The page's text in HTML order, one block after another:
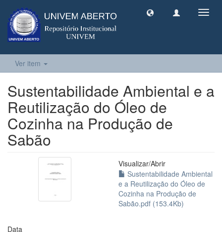
Ver item
Sustentabilidade Ambiental e a
Reutilização do Óleo de
Cozinha na Produção de
Sabão
Visualizar/Abrir
Sustentabilidade Ambiental
e a Reutilização do Óleo de
Cozinha na Produção de
Sabão.pdf (153.4Kb)
Data